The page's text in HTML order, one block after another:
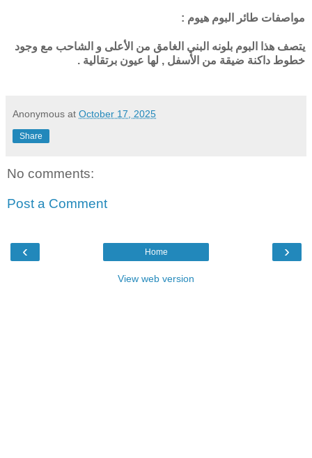
مواصفات طائر البوم هيوم :
يتصف هذا البوم بلونه البني الغامق من الأعلى و الشاحب مع وجود
خطوط داكنة ضيقة من الأسفل , لها عيون برتقالية .
Anonymous at October 17, 2025
Share
No comments:
Post a Comment
‹ ›
Home
View web version